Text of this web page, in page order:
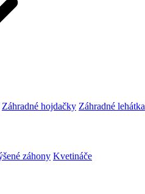
Záhradné hojdačky Záhradné lehátka
záhony Kvetináče